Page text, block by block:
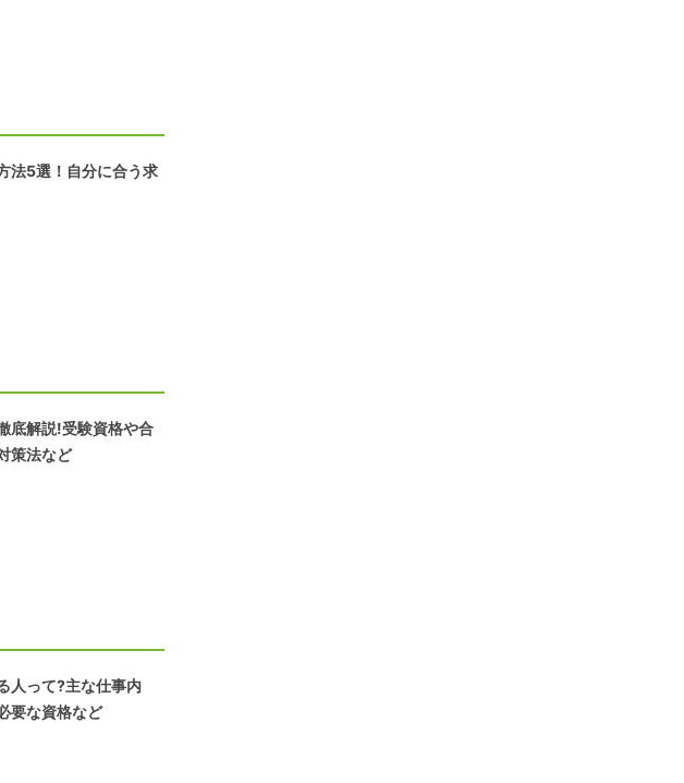
法5選！自分に合う求
底解説!受験資格や合
策法など
人って?主な仕事内
要な資格など